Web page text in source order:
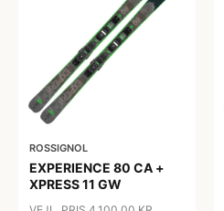
ROSSIGNOL
EXPERIENCE 80 CA +
XPRESS 11 GW